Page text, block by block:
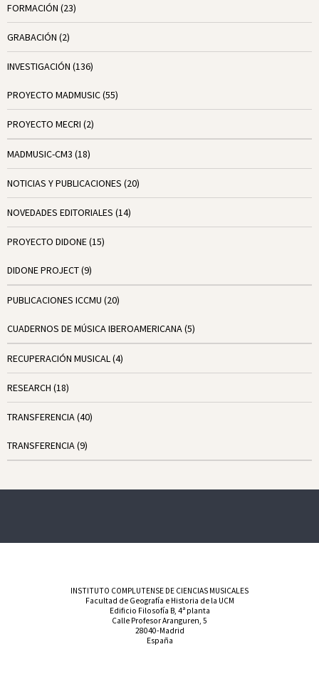
FORMACIÓN (23)
GRABACIÓN (2)
INVESTIGACIÓN (136)
PROYECTO MADMUSIC(55)
PROYECTO MECRI (2)
MADMUSIC-CM3 (18)
NOTICIAS Y PUBLICACIONES (20)
NOVEDADES EDITORIALES (14)
PROYECTO DIDONE(15)
DIDONE PROJECT(9)
PUBLICACIONES ICCMU (20)
CUADERNOS DE MÚSICA IBEROAMERICANA(5)
RECUPERACIÓN MUSICAL(4)
RESEARCH (18)
TRANSFERENCIA(40)
TRANSFERENCIA(9)
INSTITUTO COMPLUTENSE DE CIENCIAS MUSICALES
Facultad de Geografía e Historia de la UCM
Edificio Filosofía B, 4ª planta
Calle Profesor Aranguren, 5
28040-Madrid
España